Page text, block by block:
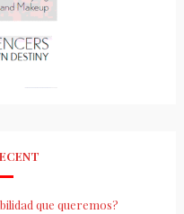
que queremos?